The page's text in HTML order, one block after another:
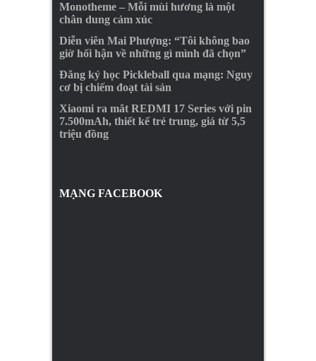
Monotheme – Mỗi mùi hương là một
chân dung cảm xúc
Diễn viên Mai Phượng: “Tôi không bao
giờ hối hận về những gì mình đã chọn”
Đăng ký học Pickleball qua mạng: Nguy
cơ bị chiếm đoạt tài sản
Xiaomi ra mắt REDMI 17 Series với pin
7.500mAh, thiết kế trẻ trung, giá từ 5,5
triệu đồng
MẠNG FACEBOOK